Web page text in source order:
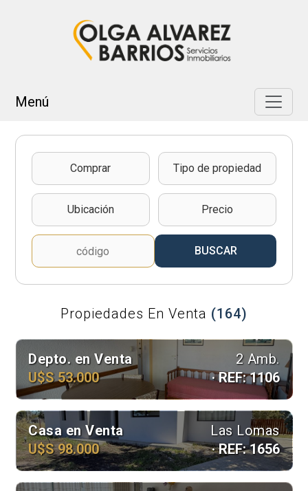
Miramar AR
Menú
Propiedades En Venta (164)
Depto. en Venta
2 Amb.
U$S 53.000
· REF: 1106
Casa en Venta
Las Lomas
U$S 98.000
· REF: 1656